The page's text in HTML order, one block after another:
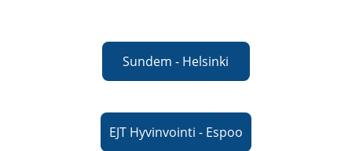
Sundem - Helsinki
EJT Hyvinvointi - Espoo